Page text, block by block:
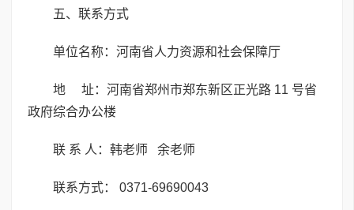
五、联系方式
单位名称：河南省人力资源和社会保障厅
地 址：河南省郑州市郑东新区正光路 11 号省
政府综合办公楼
联 系 人：韩老师 余老师
联系方式： 0371-69690043